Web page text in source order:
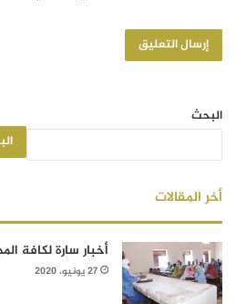
البحث
أخر المقالات
أخبار سارة لكافة
27 يونيو، 2020